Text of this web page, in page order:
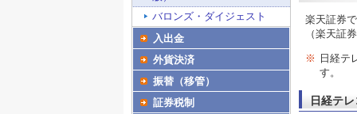
楽天証券
（楽天証
※ 日経テ
す。
日経テ
バロンズ・ダイジェスト
入出金
外貨決済
振替（移管）
証券税制